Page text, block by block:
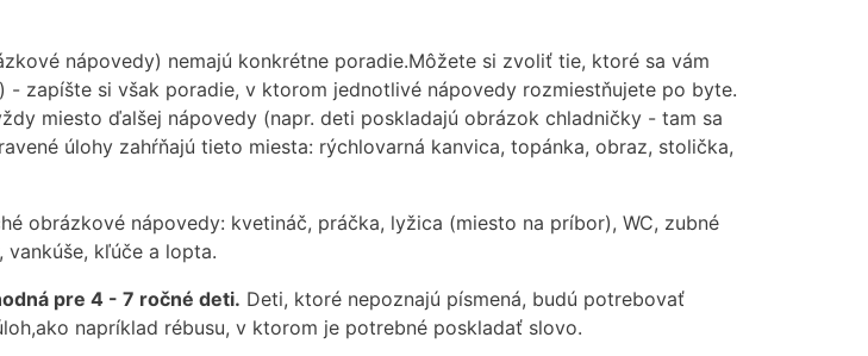
nápovedy) nemajú konkrétne poradie.Môžete si zvoliť tie, ktoré sa vám
- zapíšte si však poradie, v ktorom jednotlivé nápovedy rozmiestňujete po byte.
miesto ďalšej nápovedy (napr. deti poskladajú obrázok chladničky - tam sa
úlohy zahŕňajú tieto miesta: rýchlovarná kanvica, topánka, obraz, stolička,
obrázkové nápovedy: kvetináč, práčka, lyžica (miesto na príbor), WC, zubné
vankúše, kľúče a lopta.
pre 4 - 7 ročné deti. Deti, ktoré nepoznajú písmená, budú potrebovať
napríklad rébusu, v ktorom je potrebné poskladať slovo.